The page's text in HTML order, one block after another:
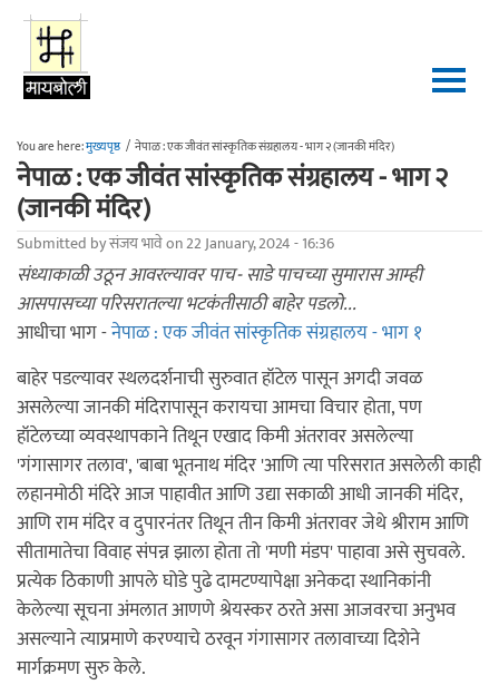
Skip to main content
You are here:मुख्यपृष्ठ / नेपाळ : एक जीवंत सांस्कृतिक संग्रहालय - भाग २ (जानकी मंदिर)
नेपाळ : एक जीवंत सांस्कृतिक संग्रहालय - भाग २
(जानकी मंदिर)
Submitted byसंजय भावेon 22 January, 2024 - 16:36
संध्याकाळी उठून आवरल्यावर पाच- साडे पाचच्या सुमारास आम्ही
आसपासच्या परिसरातल्या भटकंतीसाठी बाहेर पडलो...
आधीचा भाग -नेपाळ : एक जीवंत सांस्कृतिक संग्रहालय - भाग १
बाहेर पडल्यावर स्थलदर्शनाची सुरुवात हॉटेल पासून अगदी जवळ
असलेल्या जानकी मंदिरापासून करायचा आमचा विचार होता, पण
हॉटेलच्या व्यवस्थापकाने तिथून एखाद किमी अंतरावर असलेल्या
'गंगासागर तलाव', 'बाबा भूतनाथ मंदिर 'आणि त्या परिसरात असलेली काही
लहानमोठी मंदिरे आज पाहावीत आणि उद्या सकाळी आधी जानकी मंदिर,
आणि राम मंदिर व दुपारनंतर तिथून तीन किमी अंतरावर जेथे श्रीराम आणि
सीतामातेचा विवाह संपन्न झाला होता तो 'मणी मंडप' पाहावा असे सुचवले.
प्रत्येक ठिकाणी आपले घोडे पुढे दामटण्यापेक्षा अनेकदा स्थानिकांनी
केलेल्या सूचना अंमलात आणणे श्रेयस्कर ठरते असा आजवरचा अनुभव
असल्याने त्याप्रमाणे करण्याचे ठरवून गंगासागर तलावाच्या दिशेने
मार्गक्रमण सुरु केले.